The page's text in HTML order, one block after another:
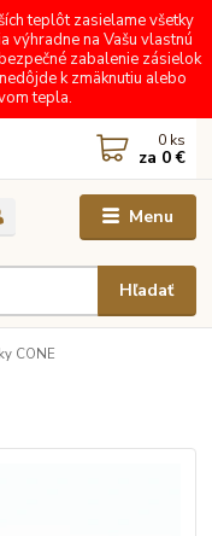
teplôt zasielame všetky
výhradne na Vašu vlastnú
zabalenie zásielok
k zmäknutiu alebo
tepla.
Menu
Hľadať
0 ks
za 0 €
CONE